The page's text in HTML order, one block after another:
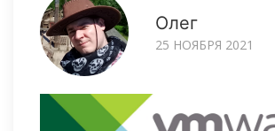
Олег
25 НОЯБРЯ 2021